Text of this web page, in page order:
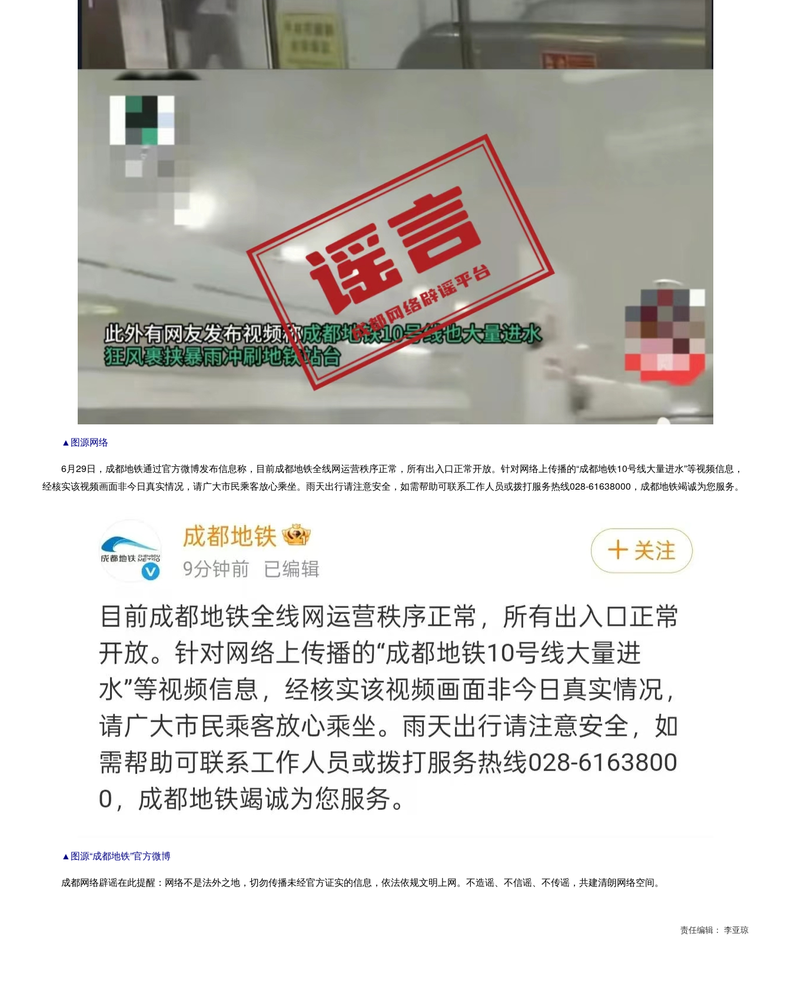
▲图源网络
6月29日，成都地铁通过官方微博发布信息称，目前成都地铁全线网运营秩序正常，所有出入口正常开放。针对网络上传播的“成都地铁10号线大量进水”等视频信息，
经核实该视频画面非今日真实情况，请广大市民乘客放心乘坐。雨天出行请注意安全，如需帮助可联系工作人员或拨打服务热线028-61638000，成都地铁竭诚为您服务。
▲图源“成都地铁”官方微博
成都网络辟谣在此提醒：网络不是法外之地，切勿传播未经官方证实的信息，依法依规文明上网。不造谣、不信谣、不传谣，共建清朗网络空间。
责任编辑： 李亚琼